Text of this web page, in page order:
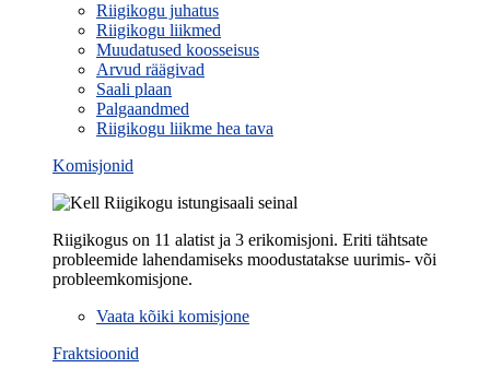
Riigikogu juhatus
Riigikogu liikmed
Muudatused koosseisus
Arvud räägivad
Saali plaan
Palgaandmed
Riigikogu liikme hea tava
Komisjonid
Riigikogus on 11 alatist ja 3 erikomisjoni. Eriti tähtsate
probleemide lahendamiseks moodustatakse uurimis- või
probleemkomisjone.
Vaata kõiki komisjone
Fraktsioonid